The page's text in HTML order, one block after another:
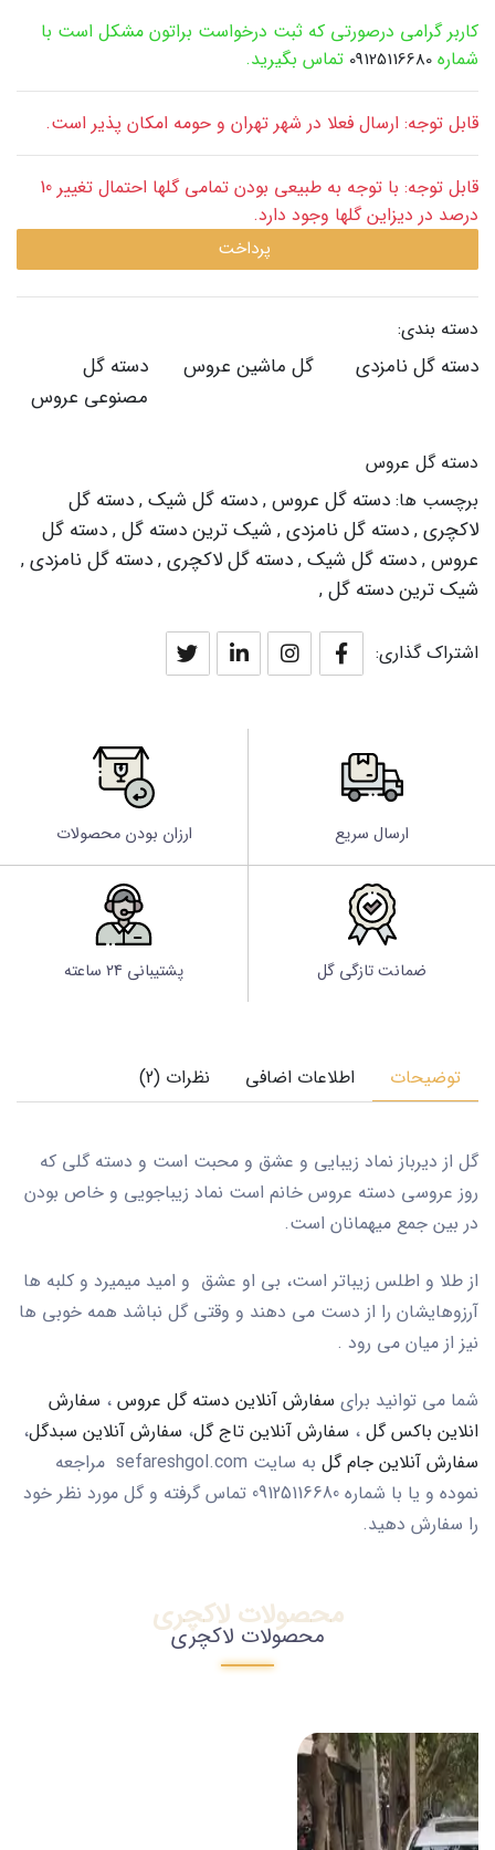
کاربر گرامی درصورتی که ثبت درخواست براتون مشکل است با
شماره 09125116680 تماس بگیرید.
قابل توجه: ارسال فعلا در شهر تهران و حومه امکان پذیر است.
قابل توجه: با توجه به طبیعی بودن تمامی گلها احتمال تغییر 10
درصد در دیزاین گلها وجود دارد.
پرداخت
دسته بندی:
دسته گل نامزدی گل ماشین عروس
دسته گل
مصنوعی عروس
دسته گل عروس
برچسب ها: دسته گل عروس , دسته گل شیک , دسته گل
لاکچری , دسته گل نامزدی , شیک ترین دسته گل , دسته گل
عروس , دسته گل شیک , دسته گل لاکچری , دسته گل نامزدی ,
شیک ترین دسته گل ,
اشتراک گذاری:
ارسال سریع ارزان بودن محصولات
ضمانت تازگی گل پشتیبانی 24 ساعته
توضیحات اطلاعات اضافی نظرات (2)
گل از دیرباز نماد زیبایی و عشق و محبت است و دسته گلی که
روز عروسی دسته عروس خانم است نماد زیباجویی و خاص بودن
در بین جمع میهمانان است.
از طلا و اطلس زیباتر است، بی او عشق و امید میمیرد و کلبه ها
آرزوهایشان را از دست می دهند و وقتی گل نباشد همه خوبی ها
نیز از میان می رود .
شما می توانید برای سفارش آنلاین دسته گل عروس ، سفارش
انلاین باکس گل ، سفارش آنلاین تاج گل، سفارش آنلاین سبدگل،
سفارش آنلاین جام گل
به سایت sefareshgol.com مراجعه
نموده و یا با شماره 09125116680 تماس گرفته و گل مورد نظر خود
را سفارش دهید.
محصولات لاکچری
محصولات لاکچری